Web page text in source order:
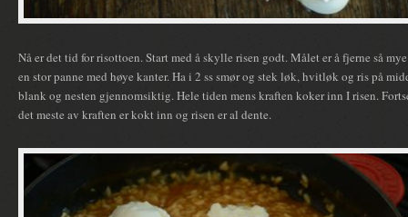
Nå er det tid for risottoen. Start med å skylle risen godt. Målet er å fjerne så
en stor panne med høye kanter. Ha i 2 ss smør og stek løk, hvitløk og ris på
blank og nesten gjennomsiktig. Hele tiden mens kraften koker inn I risen.
det meste av kraften er kokt inn og risen er al dente.